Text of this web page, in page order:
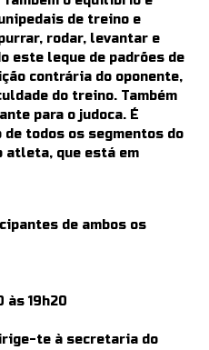
de treino e
rodar, levantar e
este leque de padrões de
contrária do oponente,
do treino. Também
para o judoca. É
todos os segmentos do
atleta, que está em
de ambos os
às 19h20
te à secretaria do